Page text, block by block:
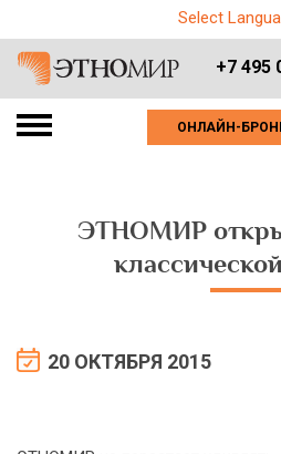
Select
+7 495
ОНЛАЙН-
ЭТНОМИР
20 ОКТЯБРЯ 2015